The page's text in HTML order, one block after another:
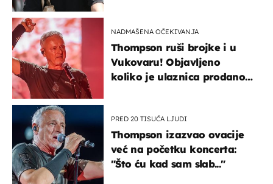
NADMAŠENA OČEKIVANJA
Thompson ruši brojke i u
Vukovaru! Objavljeno
koliko je ulaznica prodano
PRED 20 TISUĆA LJUDI
Thompson izazvao ovacije
već na početku koncerta:
"Što ću kad sam slab..."